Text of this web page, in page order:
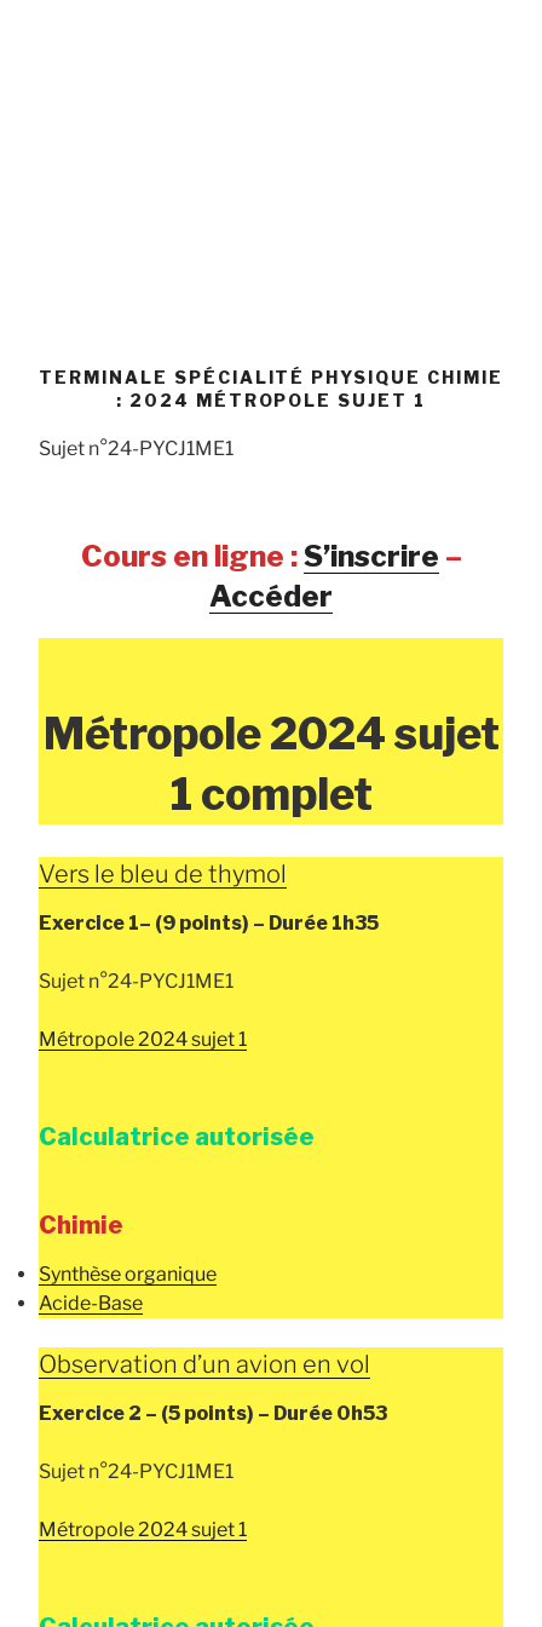
TERMINALE SPÉCIALITÉ PHYSIQUE CHIMIE
: 2024 MÉTROPOLE SUJET 1
Sujet n°24-PYCJ1ME1
Cours en ligne :S’inscrire –
Accéder
Métropole 2024 sujet
1 complet
Vers le bleu de thymol
Exercice 1– (9 points) – Durée 1h35
Sujet n°24-PYCJ1ME1
Métropole 2024 sujet 1
Calculatrice autorisée
Chimie
Synthèse organique
Acide-Base
Observation d’un avion en vol
Exercice 2 – (5 points) – Durée 0h53
Sujet n°24-PYCJ1ME1
Métropole 2024 sujet 1